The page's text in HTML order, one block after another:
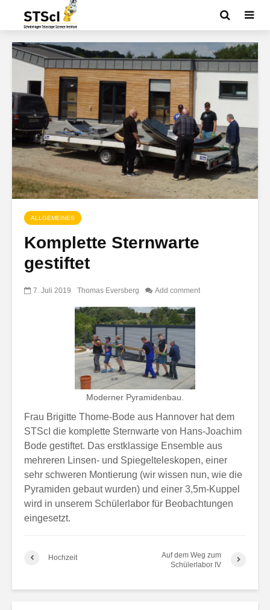
ALLGEMEINES
Komplette Sternwarte
gestiftet
7. Juli 2019 Thomas Eversberg Add comment
Moderner Pyramidenbau.
Frau Brigitte Thome-Bode aus Hannover hat dem
STScI die komplette Sternwarte von Hans-Joachim
Bode gestiftet. Das erstklassige Ensemble aus
mehreren Linsen- und Spiegelteleskopen, einer
sehr schweren Montierung (wir wissen nun, wie die
Pyramiden gebaut wurden) und einer 3,5m-Kuppel
wird in unserem Schülerlabor für Beobachtungen
eingesetzt.
Hochzeit
Auf dem Weg zum
Schülerlabor IV